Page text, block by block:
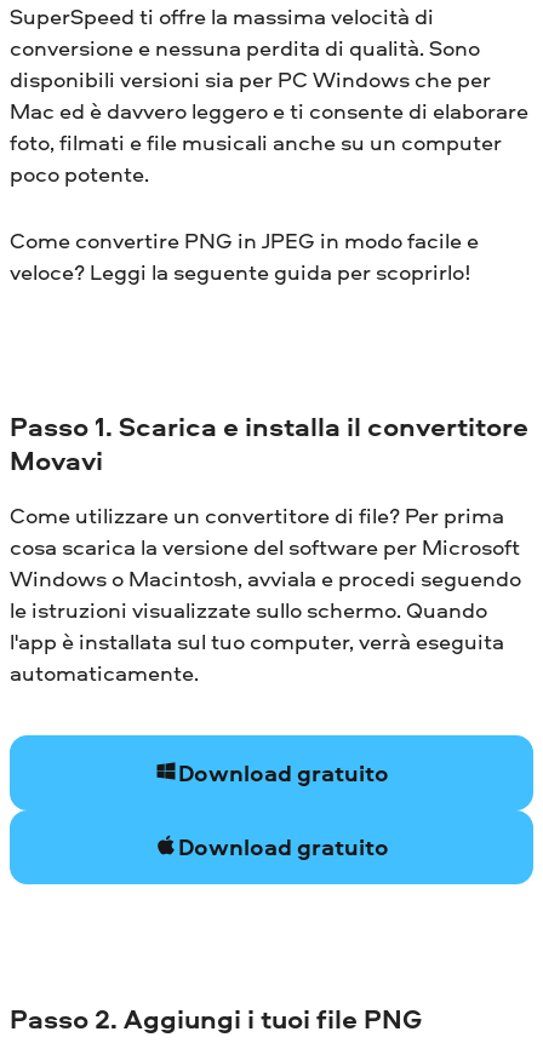
SuperSpeed ​​ti offre la massima velocità di
conversione e nessuna perdita di qualità. Sono
disponibili versioni sia per PC Windows che per
Mac ed è davvero leggero e ti consente di elaborare
foto, filmati e file musicali anche su un computer
poco potente.
Come convertire PNG in JPEG in modo facile e
veloce? Leggi la seguente guida per scoprirlo!
Passo 1. Scarica e installa il convertitore
Movavi
Come utilizzare un convertitore di file? Per prima
cosa scarica la versione del software per Microsoft
Windows o Macintosh, avviala e procedi seguendo
le istruzioni visualizzate sullo schermo. Quando
l'app è installata sul tuo computer, verrà eseguita
automaticamente.
Download gratuito
Download gratuito
Passo 2. Aggiungi i tuoi file PNG